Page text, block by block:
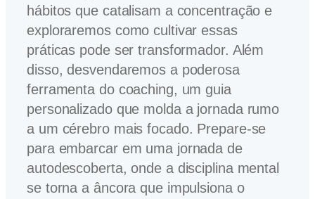
hábitos que catalisam a concentração e
exploraremos como cultivar essas
práticas pode ser transformador. Além
disso, desvendaremos a poderosa
ferramenta do coaching, um guia
personalizado que molda a jornada rumo
a um cérebro mais focado. Prepare-se
para embarcar em uma jornada de
autodescoberta, onde a disciplina mental
se torna a âncora que impulsiona o